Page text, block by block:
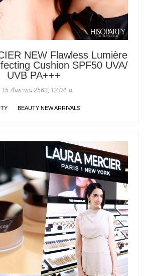
NEW Flawless Lumière
Cushion SPF50 UVA/
UVB PA+++
15 กันยายน 2563, 12:04 น.
BEAUTY NEW ARRIVALS